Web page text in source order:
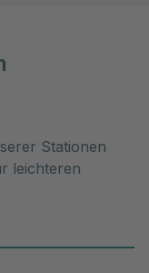
Stationen
leichteren